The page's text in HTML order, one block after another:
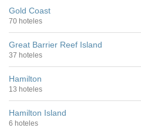
Gold Coast
70 hoteles
Great Barrier Reef Island
37 hoteles
Hamilton
13 hoteles
Hamilton Island
6 hoteles